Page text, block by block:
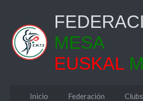
MESA
EUSKAL
Inicio Federación Clubs